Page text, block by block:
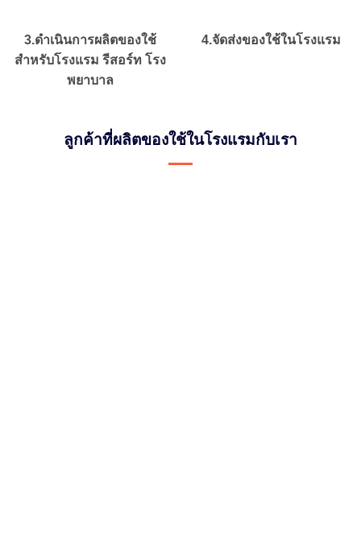
3.ดำเนินการผลิตของใช้
สำหรับโรงแรม รีสอร์ท โรง
พยาบาล
4.จัดส่งของใช้ในโรงแรม
ลูกค้าที่ผลิตของใช้ในโรงแรมกับเรา